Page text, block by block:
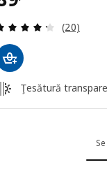
(20)
Ţesătură